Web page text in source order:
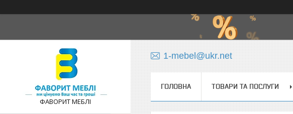
ФАВОРИТ МЕБЛІ
1-mebel@ukr.net
ГОЛОВНА ТОВАРИ ТА ПОСЛУГИ